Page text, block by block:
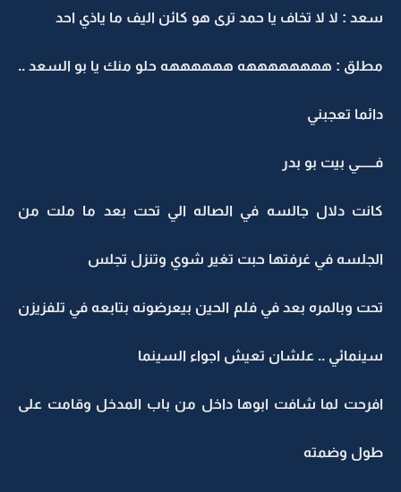
سعد : لا لا تخاف يا حمد ترى هو كائن اليف ما ياذي احد
مطلق : ههههههههه ههههههه حلو منك يا بو السعد ..
دائما تعجبني
فــــــي بيت بو بدر
كانت دلال جالسه في الصاله الي تحت بعد ما ملت من
الجلسه في غرفتها حبت تغير شوي وتنزل تجلس
تحت وبالمره بعد في فلم الحين بيعرضونه بتابعه في تلفزيزن
سينمائي .. علشان تعيش اجواء السينما
افرحت لما شافت ابوها داخل من باب المدخل وقامت على
طول وضمته